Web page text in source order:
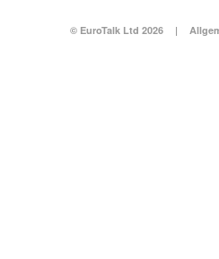
© EuroTalk Ltd 2026 |